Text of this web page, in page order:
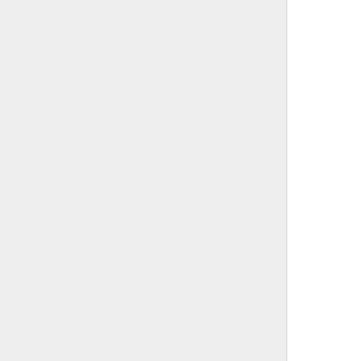
Απ’
θα
όχι